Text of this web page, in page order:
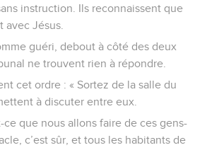
instruction. Ils reconnaissent que
avec Jésus.
guéri, debout à côté des deux
ne trouvent rien à répondre.
cet ordre : « Sortez de la salle du
à discuter entre eux.
ce que nous allons faire de ces gens-
c’est sûr, et tous les habitants de